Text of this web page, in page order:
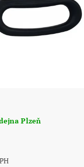
Plzeň
DPH